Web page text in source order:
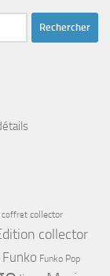
coffret collector
collector
Funko Funko Pop